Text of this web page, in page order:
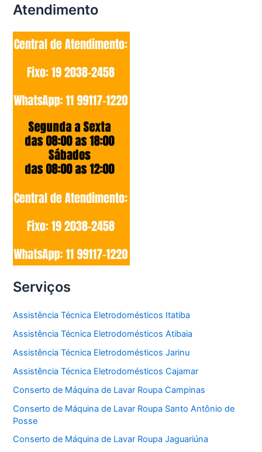
Atendimento
Serviços
Assistência Técnica Eletrodomésticos Itatiba
Assistência Técnica Eletrodomésticos Atibaia
Assistência Técnica Eletrodomésticos Jarinu
Assistência Técnica Eletrodomésticos Cajamar
Conserto de Máquina de Lavar Roupa Campinas
Conserto de Máquina de Lavar Roupa Santo Antônio de
Posse
Conserto de Máquina de Lavar Roupa Jaguariúna